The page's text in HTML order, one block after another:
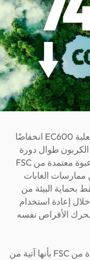
تعادل البصمة الكربونية المنخفضة لعلبة EC600 انخفاضًا
الكربون طوال دورة
المنتج. تأتي إليك علبة EC600 في عبوة معتمدة من FSC
الغابات
بحماية البيئة من
خلال إعادة استخدام
الأقراص نفسه
* يضمن استخدام المنتجات المعتمدة من FSC بأنها آتية من